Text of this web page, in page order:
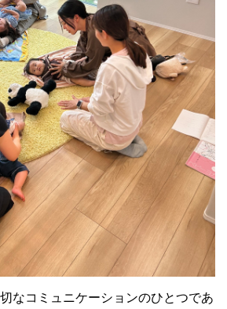
なコミュニケーションのひとつであ